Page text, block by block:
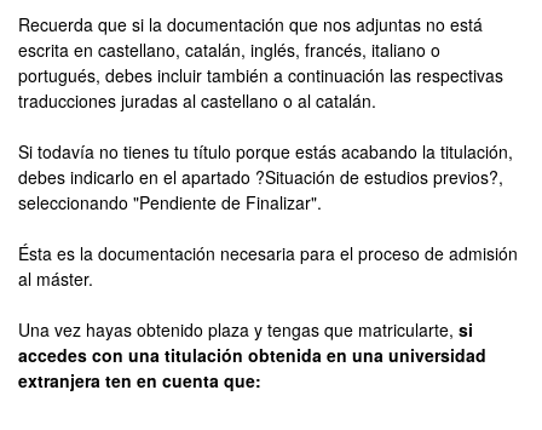
Recuerda que si la documentación que nos adjuntas no está
escrita en castellano, catalán, inglés, francés, italiano o
portugués, debes incluir también a continuación las respectivas
traducciones juradas al castellano o al catalán.
Si todavía no tienes tu título porque estás acabando la titulación,
debes indicarlo en el apartado ?Situación de estudios previos?,
seleccionando "Pendiente de Finalizar".
Ésta es la documentación necesaria para el proceso de admisión
al máster.
Una vez hayas obtenido plaza y tengas que matricularte, si
accedes con una titulación obtenida en una universidad
extranjera ten en cuenta que: